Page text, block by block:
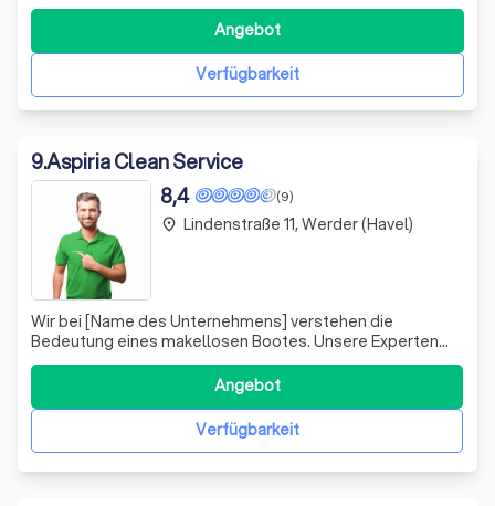
Büros, Treppenhäuser und Privathaushalte. Sauberkeit,
Verfügbarkeit
Angebot
9.Aspiria Clean Service
(9)
8,4
Wir bei [Name des Unternehmens] verstehen die
Bedeutung eines makellosen Bootes. Unsere Experten
kümmern sich um die gründliche Reinigung Ihres Bootes,
sowohl innen als auch außen, unter Verwendung
umweltschonender Reinigungsmittel. Wir passen unsere
Dienste Ihren spezifischen Bedürfnissen an. Konta
Verfügbarkeit
Angebot
place Lindenstraße 11, Werder (Havel)